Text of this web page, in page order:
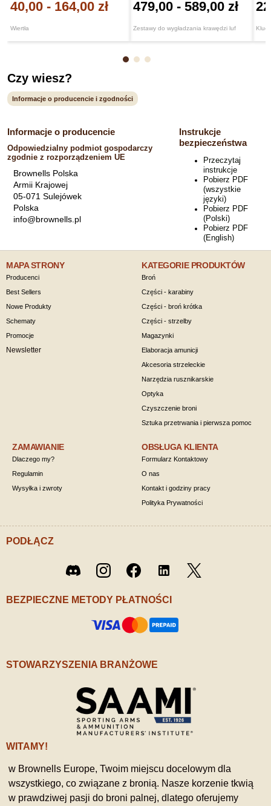
Wiertła
40,00 - 164,00 zł
Zestawy do wygładzania krawędzi luf
479,00 - 589,00 zł
Czy wiesz?
Informacje o producencie i zgodności
Informacje o producencie
Odpowiedzialny podmiot gospodarczy
zgodnie z rozporządzeniem UE
Brownells Polska
Armii Krajowej
05-071 Sulejówek
Polska
info@brownells.pl
Instrukcje
bezpieczeństwa
Przeczytaj
instrukcje
Pobierz PDF
(wszystkie
języki)
Pobierz PDF
(Polski)
Pobierz PDF
(English)
MAPA STRONY
Producenci
Best Sellers
Nowe Produkty
Schematy
Promocje
Newsletter
KATEGORIE PRODUKTÓW
Broń
Części - karabiny
Części - broń krótka
Części - strzelby
Magazynki
Elaboracja amunicji
Akcesoria strzeleckie
Narzędzia rusznikarskie
Optyka
Czyszczenie broni
Sztuka przetrwania i pierwsza pomoc
ZAMAWIANIE
Dlaczego my?
Regulamin
Wysyłka i zwroty
OBSŁUGA KLIENTA
Formularz Kontaktowy
O nas
Kontakt i godziny pracy
Polityka Prywatności
PODŁĄCZ
Discord Instagram Facebook LinkedIn
BEZPIECZNE METODY PŁATNOŚCI
STOWARZYSZENIA BRANŻOWE
WITAMY!
w Brownells Europe, Twoim miejscu docelowym dla
wszystkiego, co związane z bronią. Nasze korzenie tkwią
w prawdziwej pasji do broni palnej, dlatego oferujemy